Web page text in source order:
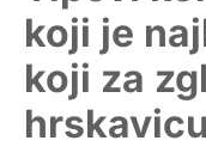
koji je
koji za